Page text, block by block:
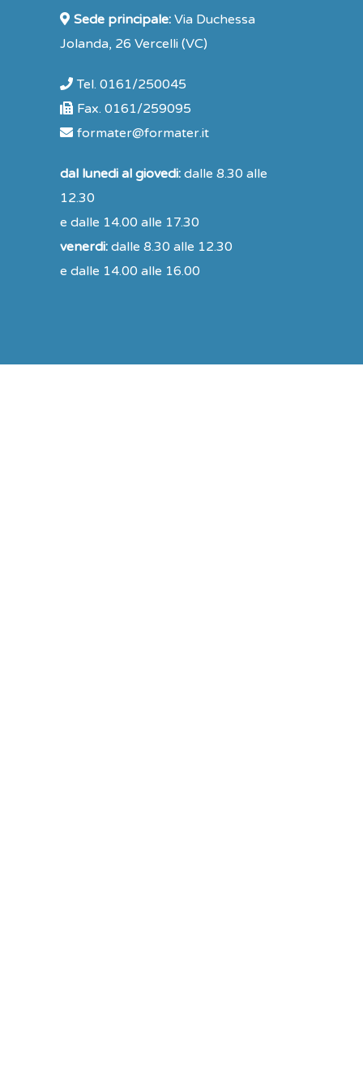
Sede principale: Via Duchessa
Jolanda, 26 Vercelli (VC)
Tel. 0161/250045
Fax. 0161/259095
formater@formater.it
dal lunedi al giovedi: dalle 8.30 alle
12.30
e dalle 14.00 alle 17.30
venerdi: dalle 8.30 alle 12.30
e dalle 14.00 alle 16.00